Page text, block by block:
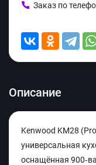
Заказ по
Описание
Kenwood KM28
универсальная
оснащённая